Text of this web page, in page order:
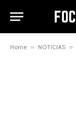
Home » NOTICIAS »